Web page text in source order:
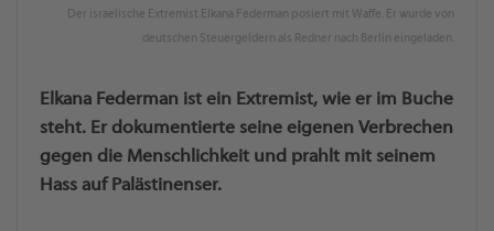
Der israelische Extremist Elkana Federman posiert mit Waffe. Er wurde von
deutschen Steuergeldern als Redner nach Berlin eingeladen.
Elkana Federman ist ein Extremist, wie er im Buche
steht. Er dokumentierte seine eigenen Verbrechen
gegen die Menschlichkeit und prahlt mit seinem
Hass auf Palästinenser.